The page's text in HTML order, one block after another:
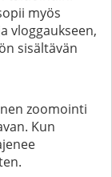
myös
vloggaukseen,
sisältävän
zoomointi
Kun